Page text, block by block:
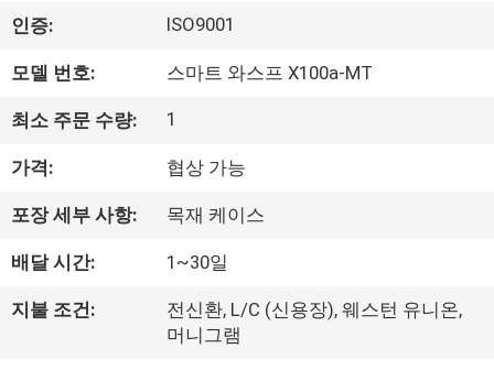
회
개
공
장
인증: ISO9001
모델 번호: 스마트 와스프 X100a-MT
최소 주문 수량: 1
가격: 협상 가능
포장 세부 사항: 목재 케이스
배달 시간: 1~30일
지불 조건:
전신환, L/C (신용장), 웨스턴 유니온,
머니그램